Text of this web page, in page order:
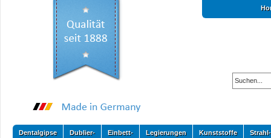
Dentalgipse
Dublier-
Einbett-
Legierungen Kunststoffe
Strahl-